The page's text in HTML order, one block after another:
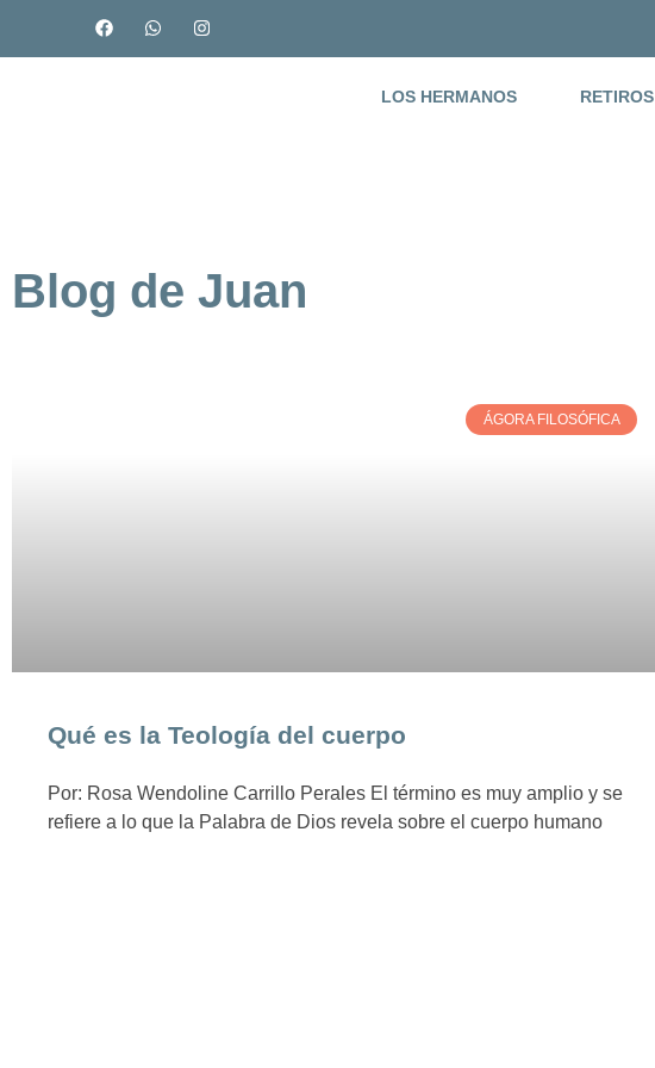
LOS HERMANOS RETIROS
Blog de Juan
ÁGORA FILOSÓFICA
Qué es la Teología del cuerpo
Por: Rosa Wendoline Carrillo Perales El término es muy amplio y se
refiere a lo que la Palabra de Dios revela sobre el cuerpo humano